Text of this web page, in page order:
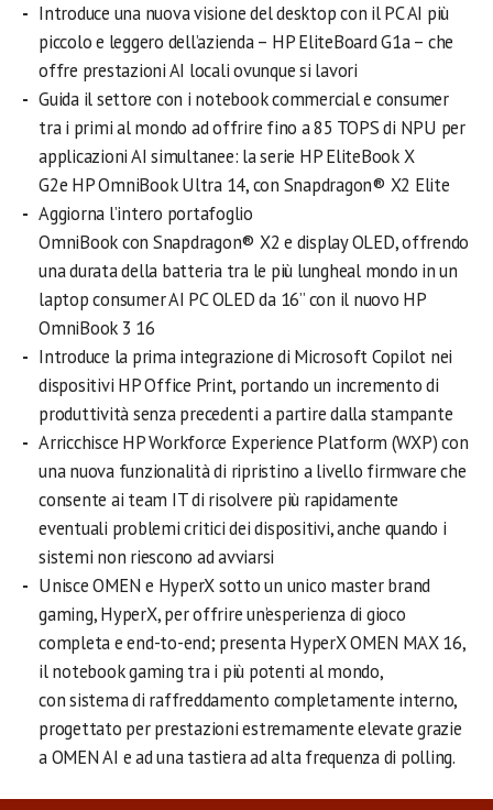
Introduce una nuova visione del desktop con il PC AI più
piccolo e leggero dell’azienda – HP EliteBoard G1a – che
offre prestazioni AI locali ovunque si lavori
Guida il settore con i notebook commercial e consumer
tra i primi al mondo ad offrire fino a 85 TOPS di NPU per
applicazioni AI simultanee: la serie HP EliteBook X
G2e HP OmniBook Ultra 14, con Snapdragon® X2 Elite
Aggiorna l’intero portafoglio
OmniBook con Snapdragon® X2 e display OLED, offrendo
una durata della batteria tra le più lungheal mondo in un
laptop consumer AI PC OLED da 16” con il nuovo HP
OmniBook 3 16
Introduce la prima integrazione di Microsoft Copilot nei
dispositivi HP Office Print, portando un incremento di
produttività senza precedenti a partire dalla stampante
Arricchisce HP Workforce Experience Platform (WXP) con
una nuova funzionalità di ripristino a livello firmware che
consente ai team IT di risolvere più rapidamente
eventuali problemi critici dei dispositivi, anche quando i
sistemi non riescono ad avviarsi
Unisce OMEN e HyperX sotto un unico master brand
gaming, HyperX, per offrire un’esperienza di gioco
completa e end-to-end; presenta HyperX OMEN MAX 16,
il notebook gaming tra i più potenti al mondo,
con sistema di raffreddamento completamente interno,
progettato per prestazioni estremamente elevate grazie
a OMEN AI e ad una tastiera ad alta frequenza di polling.